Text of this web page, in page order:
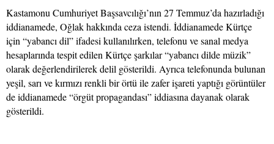
Kastamonu Cumhuriyet Başsavcılığı’nın 27 Temmuz’da hazırladığı
iddianamede, Oğlak hakkında ceza istendi. İddianamede Kürtçe
için “yabancı dil” ifadesi kullanılırken, telefonu ve sanal medya
hesaplarında tespit edilen Kürtçe şarkılar “yabancı dilde müzik”
olarak değerlendirilerek delil gösterildi. Ayrıca telefonunda bulunan
yeşil, sarı ve kırmızı renkli bir örtü ile zafer işareti yaptığı görüntüler
de iddianamede “örgüt propagandası” iddiasına dayanak olarak
gösterildi.